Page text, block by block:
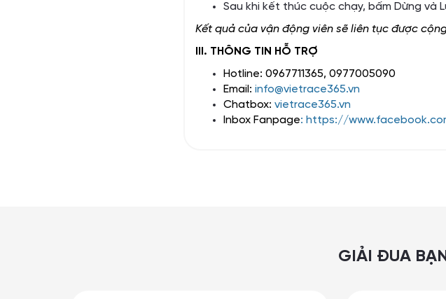
Sau khi kết thúc cuộc chạy, bấm Dừng và
Kết quả của vận động viên sẽ liên tục được
III. THÔNG TIN HỖ TRỢ
Hotline: 0967711365, 0977005090
Email: info@vietrace365.vn
Chatbox: vietrace365.vn
Inbox Fanpage: https://
GIẢI ĐUA